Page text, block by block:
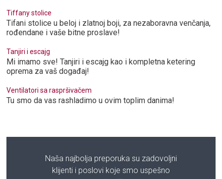
Tiffany stolice
Tifani stolice u beloj i zlatnoj boji, za nezaboravna venčanja,
rođendane i vaše bitne proslave!
Tanjiri i escajg
Mi imamo sve! Tanjiri i escajg kao i kompletna ketering
oprema za vaš događaj!
Ventilatori sa raspršivačem
Tu smo da vas rashladimo u ovim toplim danima!
Naša najbolja preporuka su zadovoljni
klijenti i poslovi koje smo uspešno